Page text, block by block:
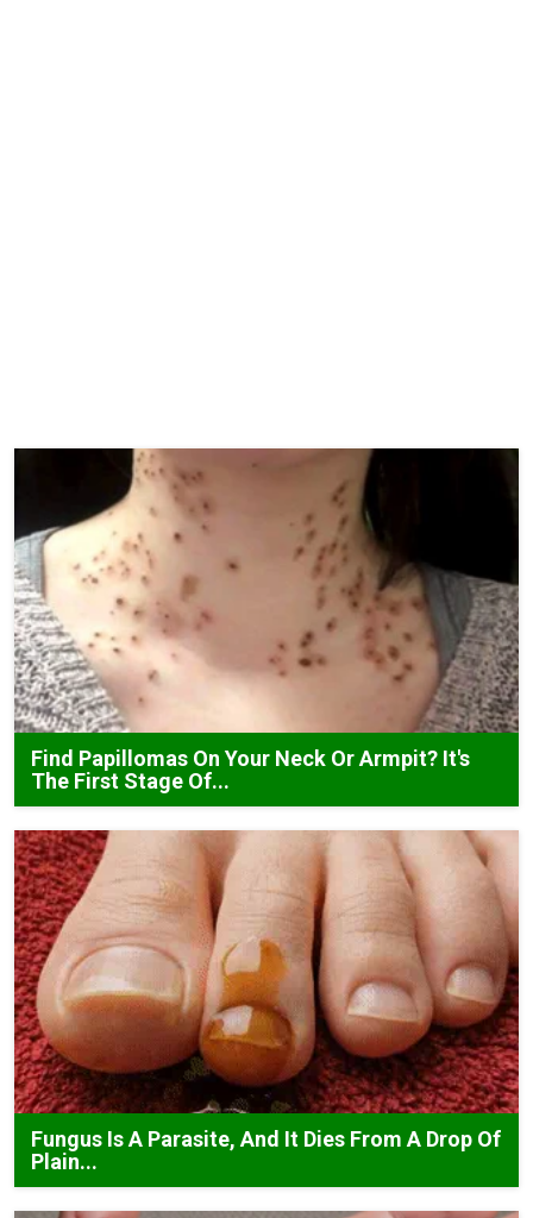
Find Papillomas On Your Neck Or Armpit? It's
The First Stage Of...
Fungus Is A Parasite, And It Dies From A Drop Of
Plain...